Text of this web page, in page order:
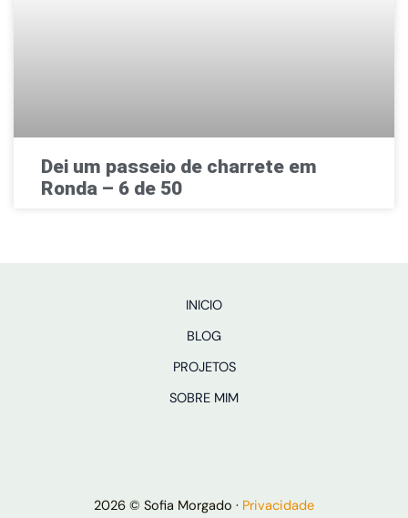
Dei um passeio de charrete em
Ronda – 6 de 50
INICIO
BLOG
PROJETOS
SOBRE MIM
2026 © Sofia Morgado · Privacidade